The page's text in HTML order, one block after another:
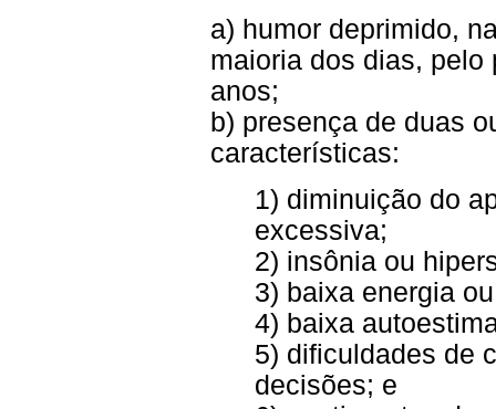
a) humor deprimido,
maioria dos dias,
anos;
b) presença de duas
características:
1) diminuição do
excessiva;
2) insônia ou
3) baixa energia
4) baixa
5) dificuldades de
decisões; e